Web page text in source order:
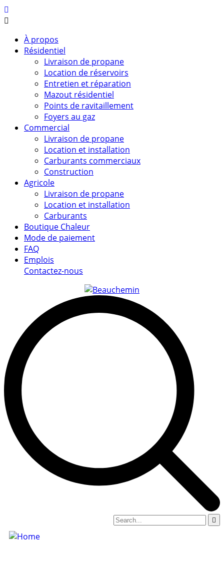
À propos
Résidentiel
Livraison de propane
Location de réservoirs
Entretien et réparation
Mazout résidentiel
Points de ravitaillement
Foyers au gaz
Commercial
Livraison de propane
Location et installation
Carburants commerciaux
Construction
Agricole
Livraison de propane
Location et installation
Carburants
Boutique Chaleur
Mode de paiement
FAQ
Emplois
Contactez-nous